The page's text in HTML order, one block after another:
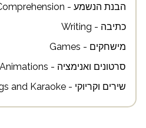
הבנת הנשמע - Listening Comprehension
כתיבה - Writing
מישחקים - Games
סרטונים ואנימציה - Videos and Animations
שירים וקריוקי - Songs and Karaoke